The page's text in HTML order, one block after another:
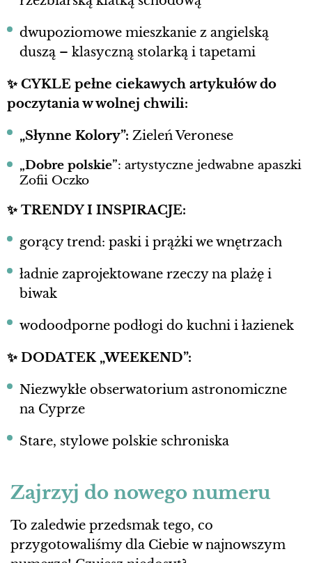
dwupoziomowe mieszkanie z angielską
duszą – klasyczną stolarką i tapetami
✨CYKLE pełne ciekawych artykułów do
poczytania w wolnej chwili:
„Słynne Kolory”: Zieleń Veronese
„Dobre polskie”: artystyczne jedwabne apaszki
Zofii Oczko
✨ TRENDY I INSPIRACJE:
gorący trend: paski i prążki we wnętrzach
ładnie zaprojektowane rzeczy na plażę i
biwak
wodoodporne podłogi do kuchni i łazienek
✨ DODATEK „WEEKEND”:
Niezwykłe obserwatorium astronomiczne
na Cyprze
Stare, stylowe polskie schroniska
Zajrzyj do nowego numeru
To zaledwie przedsmak tego, co
przygotowaliśmy dla Ciebie w najnowszym